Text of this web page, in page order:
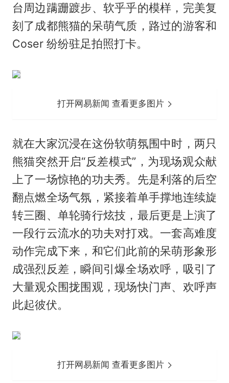
台周边蹒跚踱步、软乎乎的模样，完美复
刻了成都熊猫的呆萌气质，路过的游客和
Coser 纷纷驻足拍照打卡。
打开网易新闻 查看更多图片
就在大家沉浸在这份软萌氛围中时，两只
熊猫突然开启“反差模式”，为现场观众献
上了一场惊艳的功夫秀。先是利落的后空
翻点燃全场气氛，紧接着单手撑地连续旋
转三圈、单轮骑行炫技，最后更是上演了
一段行云流水的功夫对打戏。一套高难度
动作完成下来，和它们此前的呆萌形象形
成强烈反差，瞬间引爆全场欢呼，吸引了
大量观众围拢围观，现场快门声、欢呼声
此起彼伏。
打开网易新闻 查看更多图片